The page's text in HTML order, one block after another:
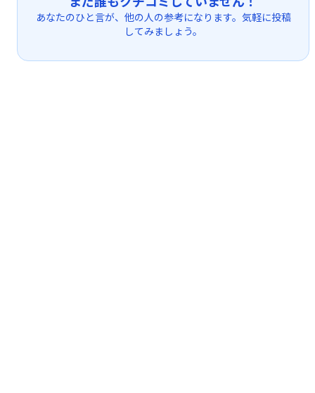
あなたのひと言が、他の人の参考になります。気軽に投稿
してみましょう。